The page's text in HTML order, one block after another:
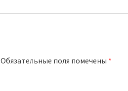
Обязательные поля помечены *